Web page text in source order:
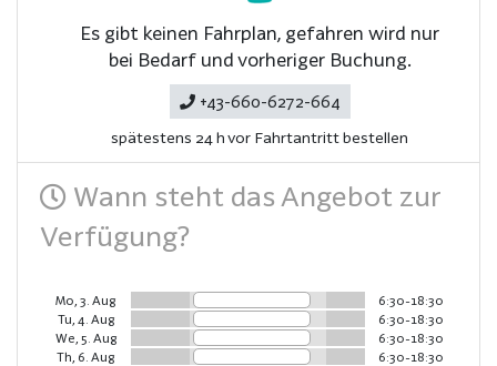
Es gibt keinen Fahrplan, gefahren wird nur
bei Bedarf und vorheriger Buchung.
+43-660-6272-664
spätestens 24 h vor Fahrtantritt bestellen
Wann steht das Angebot zur
Verfügung?
Mo, 3. Aug
6:30-18:30
Tu, 4. Aug
6:30-18:30
We, 5. Aug
6:30-18:30
Th, 6. Aug
6:30-18:30